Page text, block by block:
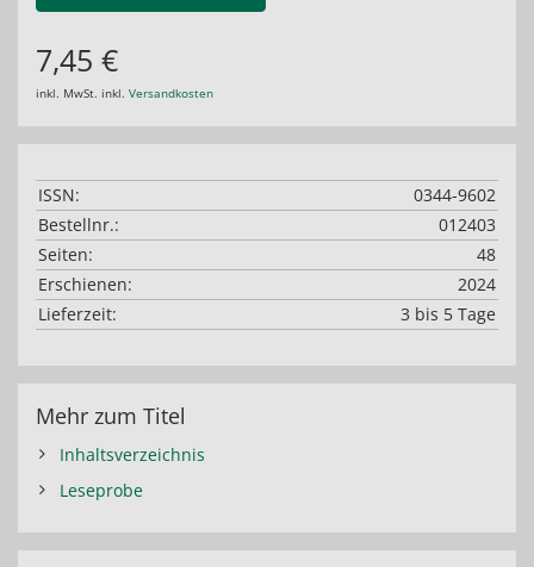
7,45 €
inkl. MwSt. inkl. Versandkosten
ISSN:
0344-9602
Bestellnr.:
012403
Seiten:
48
Erschienen:
2024
Lieferzeit:
3 bis 5 Tage
Mehr zum Titel
Inhaltsverzeichnis
Leseprobe